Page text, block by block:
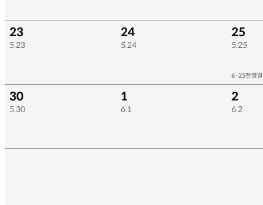
23
5.23
24
5.24
25
5.25
6·25전쟁일
30
5.30
1
6.1
2
6.2